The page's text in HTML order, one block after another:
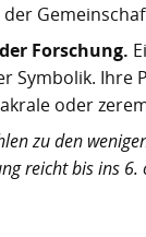
Forschung.
Symbolik. Ihre
oder
zu den
reicht bis ins 6.